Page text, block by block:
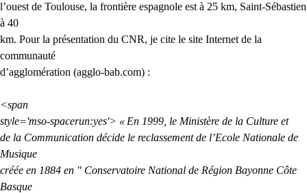
l’ouest de Toulouse, la frontière espagnole est à 25 km, Saint-Sébastien
à 40
km. Pour la présentation du CNR, je cite le site Internet de la
communauté
d’agglomération (agglo-bab.com) :
<span
style='mso-spacerun:yes'> « En 1999, le Ministère de la Culture et
de la Communication décide le reclassement de l’Ecole Nationale de
Musique
créée en 1884 en " Conservatoire National de Région Bayonne Côte
Basque